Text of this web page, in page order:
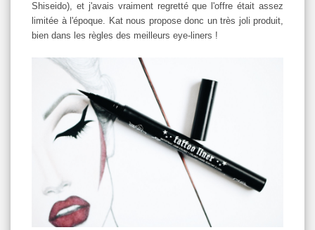
Shiseido), et j'avais vraiment regretté que l'offre était assez
limitée à l'époque. Kat nous propose donc un très joli produit,
bien dans les règles des meilleurs eye-liners !